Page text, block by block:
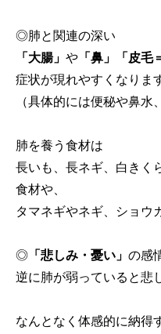
◎肺と関連の深い
「大腸」 や 「鼻」「皮毛
症状が現れやすくなりま
（具体的には便秘や鼻水
肺を養う食材は
長いも、長ネギ、白きく
食材や、
タマネギやネギ、ショウ
◎ 「悲しみ・憂い」 の感
逆に肺が弱っていると悲
なんとなく体感的に納得